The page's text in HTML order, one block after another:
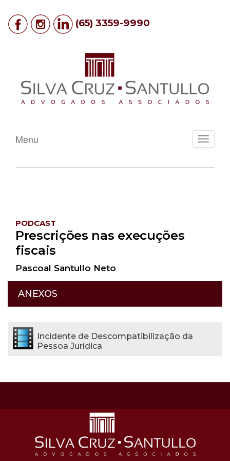
(65) 3359-9990
Toggle
Menu
PODCAST
Prescrições nas execuções
fiscais
Pascoal Santullo Neto
ANEXOS
Incidente de Descompatibilização da
Pessoa Jurídica